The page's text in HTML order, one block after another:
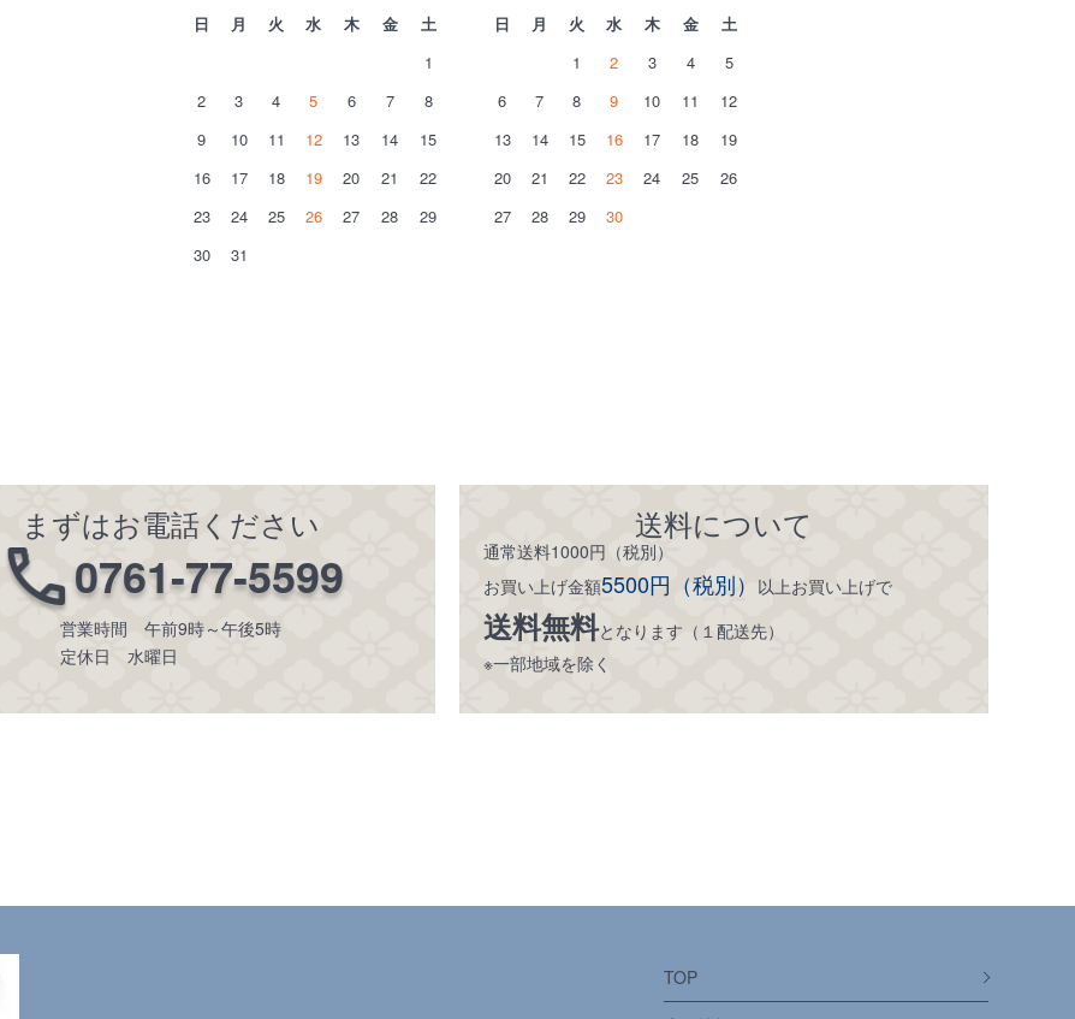
日 月 火 水 木 金
土
1
2
3 4 5 6 7
8
9
10 11 12 13 14
15
16
17 18 19 20 21
22
23
24 25 26 27 28
29
30
31
日 月 火 水 木 金
土
1
2 3 4
5
6
7 8 9 10 11
12
13
14 15 16 17 18
19
20
21 22 23 24 25
26
27
28 29 30
まずはお電話ください
0761-77-5599
営業時間 午前9時～午後5時
定休日 水曜日
送料について
通常送料1000円（税別）
お買い上げ金額5500円（税別） 以上お買い上げで
送料無料となります（１配送先）
※一部地域を除く
TOP